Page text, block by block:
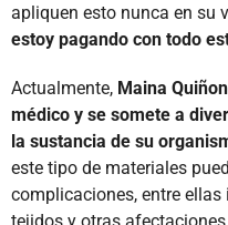
apliquen esto nunca en su
estoy pagando con todo
Actualmente, Maina
médico y se somete a
la sustancia de su
este tipo de materiales
complicaciones, entre
tejidos y otras